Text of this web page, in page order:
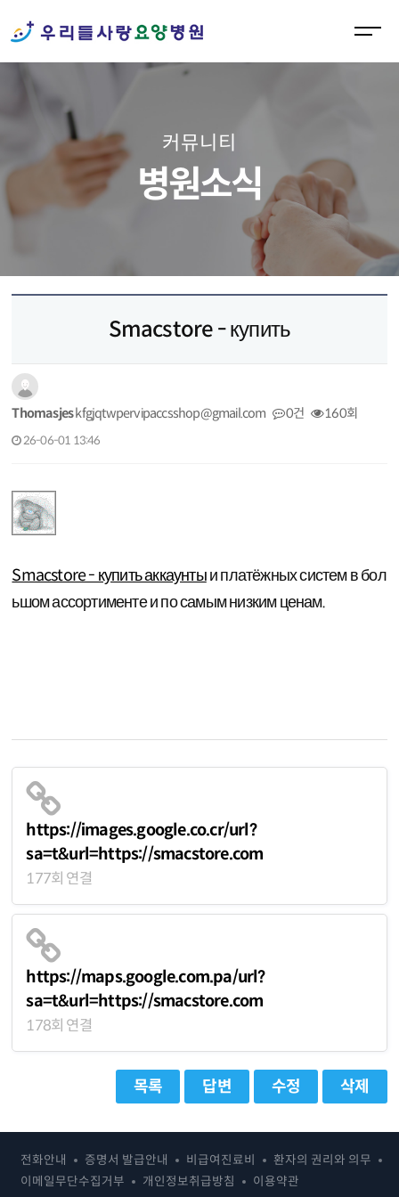
M
e
커뮤니티
병원소식
Smacstore - купить
Thomasjeskfgjqtwpervipaccsshop@gmail.com 0건 160회
26-06-01 13:46
Smacstore - купить аккаунтыи платёжных систем в бол
ьшом ассортименте и по самым низким ценам.
https://images.google.co.cr/url?
sa=t&url=https://smacstore.com
177회 연결
https://maps.google.com.pa/url?
sa=t&url=https://smacstore.com
178회 연결
목록 답변 수정 삭제
전화안내 증명서 발급안내 비급여진료비
환자의 권리와 의무
이메일무단수집거부
개인정보취급방침 이용약관